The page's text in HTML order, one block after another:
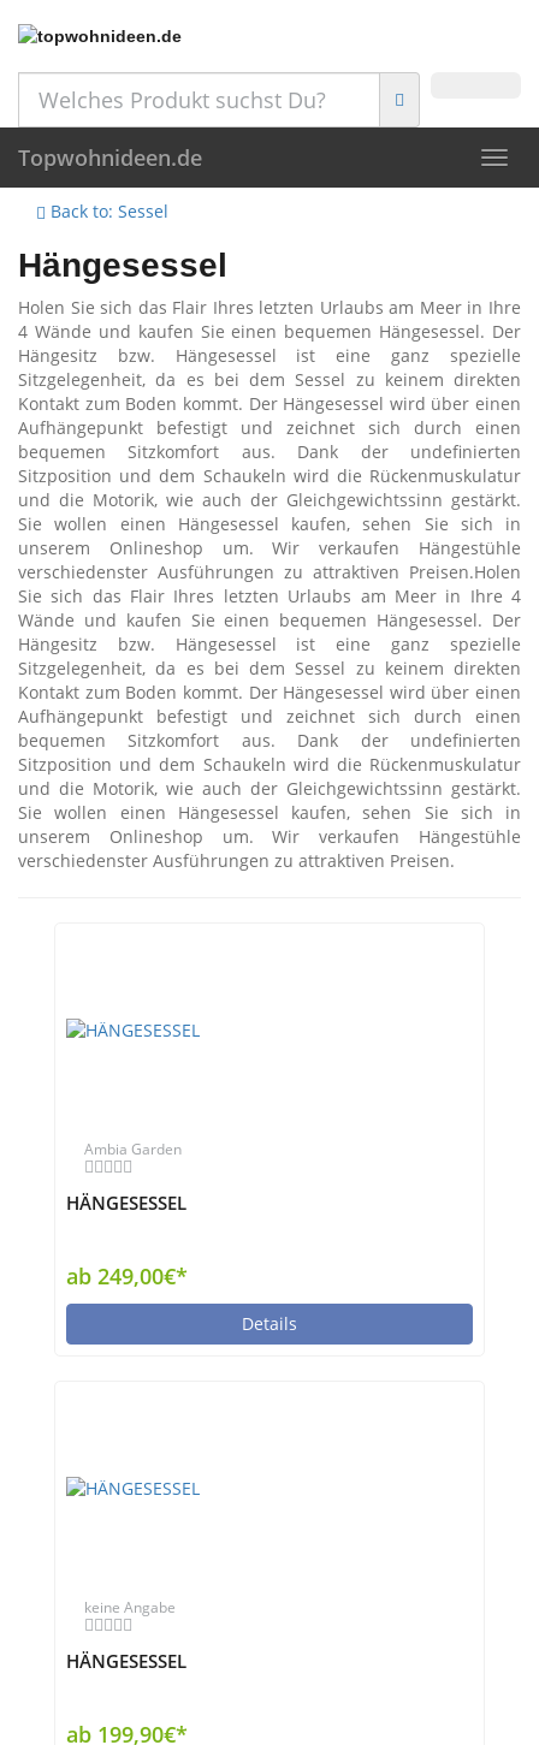
Topwohnideen.de
Back to: Sessel
Hängesessel
Holen Sie sich das Flair Ihres letzten Urlaubs am Meer in Ihre
4 Wände und kaufen Sie einen bequemen Hängesessel. Der
Hängesitz bzw. Hängesessel ist eine ganz spezielle
Sitzgelegenheit, da es bei dem Sessel zu keinem direkten
Kontakt zum Boden kommt. Der Hängesessel wird über einen
Aufhängepunkt befestigt und zeichnet sich durch einen
bequemen Sitzkomfort aus. Dank der undefinierten
Sitzposition und dem Schaukeln wird die Rückenmuskulatur
und die Motorik, wie auch der Gleichgewichtssinn gestärkt.
Sie wollen einen Hängesessel kaufen, sehen Sie sich in
unserem Onlineshop um. Wir verkaufen Hängestühle
verschiedenster Ausführungen zu attraktiven Preisen.Holen
Sie sich das Flair Ihres letzten Urlaubs am Meer in Ihre 4
Wände und kaufen Sie einen bequemen Hängesessel. Der
Hängesitz bzw. Hängesessel ist eine ganz spezielle
Sitzgelegenheit, da es bei dem Sessel zu keinem direkten
Kontakt zum Boden kommt. Der Hängesessel wird über einen
Aufhängepunkt befestigt und zeichnet sich durch einen
bequemen Sitzkomfort aus. Dank der undefinierten
Sitzposition und dem Schaukeln wird die Rückenmuskulatur
und die Motorik, wie auch der Gleichgewichtssinn gestärkt.
Sie wollen einen Hängesessel kaufen, sehen Sie sich in
unserem Onlineshop um. Wir verkaufen Hängestühle
verschiedenster Ausführungen zu attraktiven Preisen.
Ambia Garden
HÄNGESESSEL
ab 249,00€*
Details
keine Angabe
HÄNGESESSEL
ab 199,90€*